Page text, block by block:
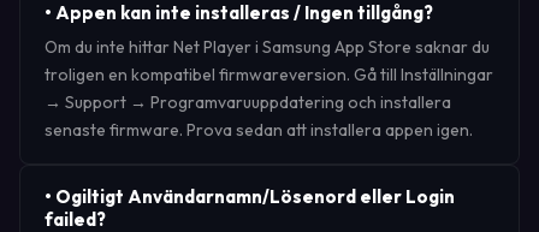
• Appen kan inte installeras / Ingen tillgång?
Om du inte hittar Net Player i Samsung App Store saknar du
troligen en kompatibel firmwareversion. Gå till Inställningar
→ Support → Programvaruuppdatering och installera
senaste firmware. Prova sedan att installera appen igen.
• Ogiltigt Användarnamn/Lösenord eller Login
failed?